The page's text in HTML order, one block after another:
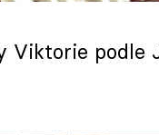
Viktorie podle